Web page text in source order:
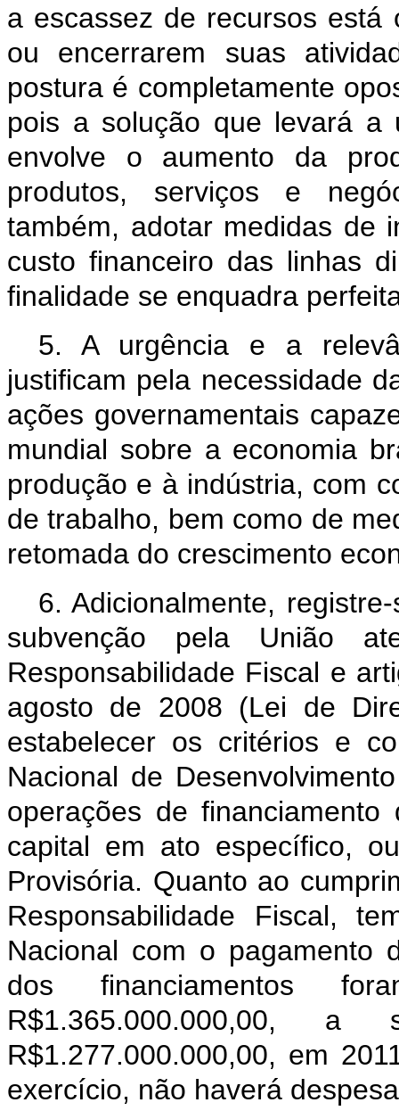
a escassez de recursos está
ou encerrarem suas
postura é completamente
pois a solução que levará a
envolve o aumento da
produtos, serviços e
também, adotar medidas de
custo financeiro das linhas
finalidade se enquadra
5. A urgência e a
justificam pela necessidade
ações governamentais
mundial sobre a economia
produção e à indústria, com
de trabalho, bem como de
retomada do crescimento
6. Adicionalmente,
subvenção pela União
Responsabilidade Fiscal e
agosto de 2008 (Lei de
estabelecer os critérios e
Nacional de
operações de
capital em ato específico,
Provisória. Quanto ao
Responsabilidade Fiscal,
Nacional com o pagamento
dos financiamentos
R$1.277.000.000,00, em
exercício, não haverá